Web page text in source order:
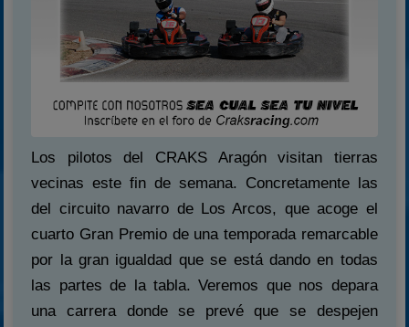
Los pilotos del CRAKS Aragón visitan tierras
vecinas este fin de semana. Concretamente las
del circuito navarro de Los Arcos, que acoge el
cuarto Gran Premio de una temporada remarcable
por la gran igualdad que se está dando en todas
las partes de la tabla. Veremos que nos depara
una carrera donde se prevé que se despejen